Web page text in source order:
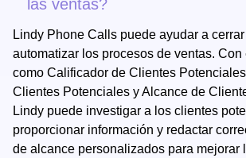
las ventas?
Lindy Phone Calls puede ayudar a cerrar
automatizar los procesos de ventas.
como Calificador de Clientes
Clientes Potenciales y Alcance de
Lindy puede investigar a los clientes
proporcionar información y redactar
de alcance personalizados para mejorar